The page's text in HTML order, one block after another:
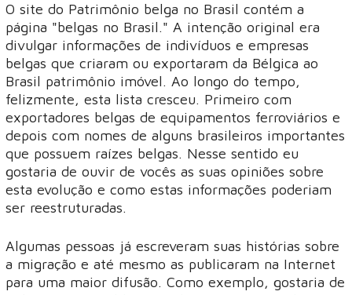
O site do Patrimônio belga no Brasil contém a
página "belgas no Brasil." A intenção original era
divulgar informações de indivíduos e empresas
belgas que criaram ou exportaram da Bélgica ao
Brasil patrimônio imóvel. Ao longo do tempo,
felizmente, esta lista cresceu. Primeiro com
exportadores belgas de equipamentos ferroviários e
depois com nomes de alguns brasileiros importantes
que possuem raízes belgas. Nesse sentido eu
gostaria de ouvir de vocês as suas opiniões sobre
esta evolução e como estas informações poderiam
ser reestruturadas.
Algumas pessoas já escreveram suas histórias sobre
a migração e até mesmo as publicaram na Internet
para uma maior difusão. Como exemplo, gostaria de